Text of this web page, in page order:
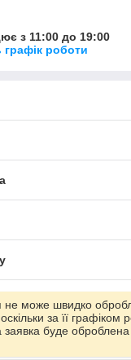
з 11:00 до 19:00
графік роботи
Prom.ua
не може швидко
за її графіком
заявка буде